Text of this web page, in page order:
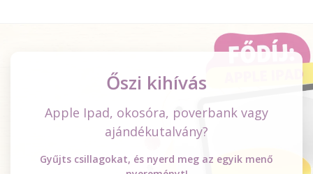
Őszi kihívás
Apple Ipad, okosóra, poverbank vagy
ajándékutalvány?
Gyűjts csillagokat, és nyerd meg az egyik menő